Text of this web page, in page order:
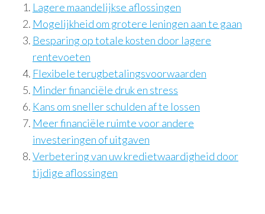
Lagere maandelijkse aflossingen
Mogelijkheid om grotere leningen aan te gaan
Besparing op totale kosten door lagere
rentevoeten
Flexibele terugbetalingsvoorwaarden
Minder financiële druk en stress
Kans om sneller schulden af te lossen
Meer financiële ruimte voor andere
investeringen of uitgaven
Verbetering van uw kredietwaardigheid door
tijdige aflossingen